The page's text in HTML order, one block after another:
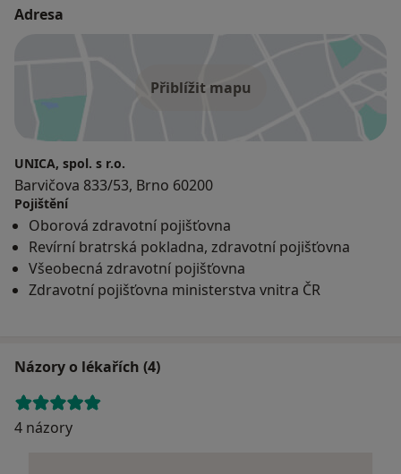
Adresa
Přiblížit mapu
UNICA, spol. s r.o.
Barvičova 833/53, Brno 60200
Pojištění
Oborová zdravotní pojišťovna
Revírní bratrská pokladna, zdravotní pojišťovna
Všeobecná zdravotní pojišťovna
Zdravotní pojišťovna ministerstva vnitra ČR
Názory o lékařích (4)
4 názory